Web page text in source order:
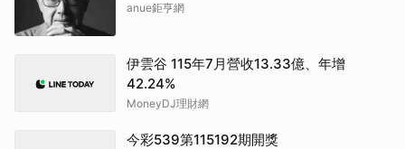
anue鉅亨網
伊雲谷 115年7月營收13.33億、年增
42.24%
MoneyDJ理財網
今彩539第115192期開獎